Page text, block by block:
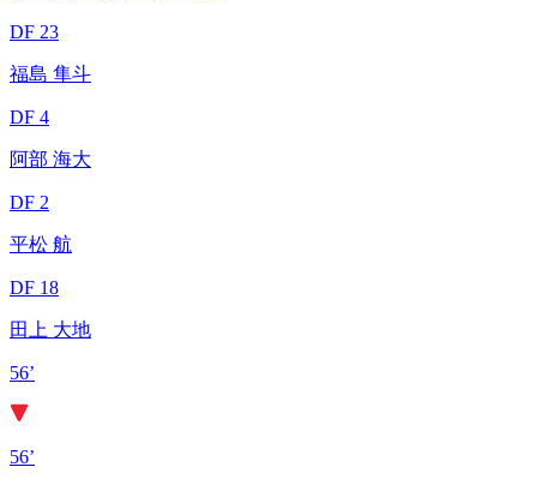
DF 23
福島 隼斗
DF 4
阿部 海大
DF 2
平松 航
DF 18
田上 大地
56’
56’